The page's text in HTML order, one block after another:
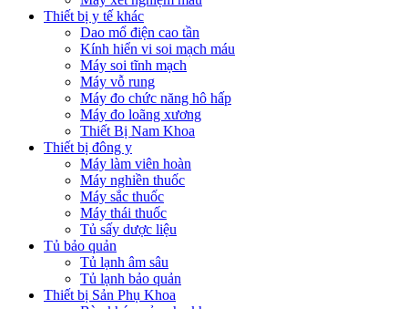
Thiết bị y tế khác
Dao mổ điện cao tần
Kính hiển vi soi mạch máu
Máy soi tĩnh mạch
Máy vỗ rung
Máy đo chức năng hô hấp
Máy đo loãng xương
Thiết Bị Nam Khoa
Thiết bị đông y
Máy làm viên hoàn
Máy nghiền thuốc
Máy sắc thuốc
Máy thái thuốc
Tủ sấy dược liệu
Tủ bảo quản
Tủ lạnh âm sâu
Tủ lạnh bảo quản
Thiết bị Sản Phụ Khoa